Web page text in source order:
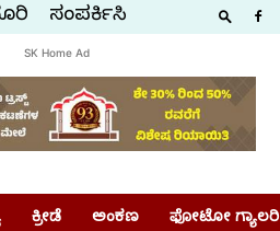
ಸಂಪರ್ಕಿಸಿ
SK Home Ad
ಕ್ರೀಡೆ ಅಂಕಣ ಫೋಟೋ ಗ್ಯಾಲರಿ